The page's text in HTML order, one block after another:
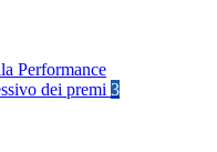
Performance
dei premi 3